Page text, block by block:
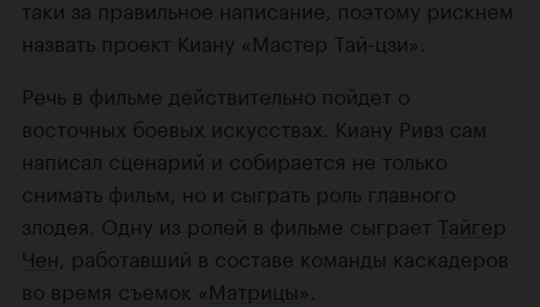
таки за правильное написание, поэтому рискнем
назвать проект Киану «Мастер Тай-цзи».
Речь в фильме действительно пойдет о
восточных боевых искусствах. Киану Ривз сам
написал сценарий и собирается не только
снимать фильм, но и сыграть роль главного
злодея. Одну из ролей в фильме сыграет Тайгер
Чен , работавший в составе команды каскадеров
во время съемок «Матрицы».